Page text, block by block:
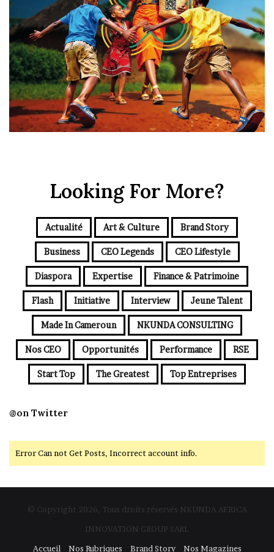
Looking For More?
Actualité Art & Culture Brand Story
Business CEO Legends CEO Lifestyle
Diaspora Expertise Finance & Patrimoine
Flash Initiative Interview Jeune Talent
Made In Cameroun NKUNDA CONSULTING
Nos CEO Opportunités Performance RSE
Start Top The Greatest Top Entreprises
@on Twitter
Error Can not Get Posts, Incorrect account info.
© Copyright 2026, Tous droits réservés NKUNDA AFRICA
INNOVATION GROUP SARL
Accueil
Nos Rubriques Brand Story Nos Magazines